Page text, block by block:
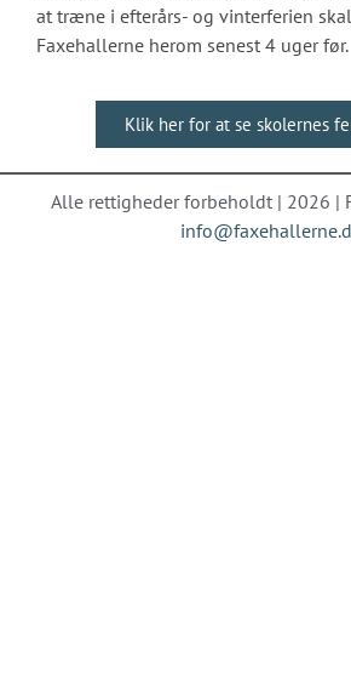
at træne i efterårs- og vinterferien
Faxehallerne herom senest 4 uger før.
Klik her for at se skolernes
Alle rettigheder forbeholdt | 2026 |